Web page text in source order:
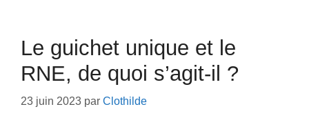
Le guichet unique et le
RNE, de quoi s’agit-il ?
23 juin 2023 par Clothilde